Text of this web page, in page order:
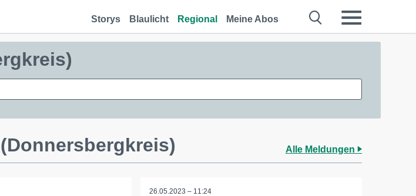
Storys Blaulicht Regional Meine Abos
Alle Meldungen
26.05.2023 – 11:24